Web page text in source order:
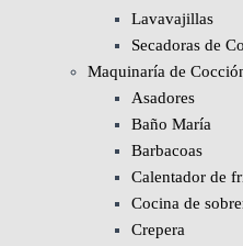
Lavavajillas
Secadoras de
Maquinaría de
Asadores
Baño María
Barbacoas
Calentador de
Cocina de
Crepera